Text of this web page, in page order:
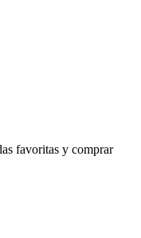
favoritas y comprar